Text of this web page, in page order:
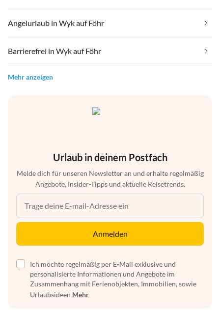
Angelurlaub in Wyk auf Föhr
Barrierefrei in Wyk auf Föhr
Mehr anzeigen
Urlaub in deinem Postfach
Melde dich für unseren Newsletter an und erhalte regelmäßig
Angebote, Insider-Tipps und aktuelle Reisetrends.
Anmelden
Ich möchte regelmäßig per E-Mail exklusive und
personalisierte Informationen und Angebote im
Zusammenhang mit Ferienobjekten, Immobilien, sowie
Urlaubsideen Mehr